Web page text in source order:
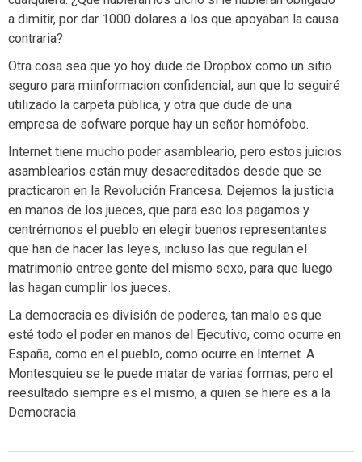
a dimitir, por dar 1000 dolares a los que apoyaban la causa
contraria?
Otra cosa sea que yo hoy dude de Dropbox como un sitio
seguro para miinformacion confidencial, aun que lo seguiré
utilizado la carpeta pública, y otra que dude de una
empresa de sofware porque hay un señor homófobo.
Internet tiene mucho poder asambleario, pero estos juicios
asamblearios están muy desacreditados desde que se
practicaron en la Revolución Francesa. Dejemos la justicia
en manos de los jueces, que para eso los pagamos y
centrémonos el pueblo en elegir buenos representantes
que han de hacer las leyes, incluso las que regulan el
matrimonio entree gente del mismo sexo, para que luego
las hagan cumplir los jueces.
La democracia es división de poderes, tan malo es que
esté todo el poder en manos del Ejecutivo, como ocurre en
España, como en el pueblo, como ocurre en Internet. A
Montesquieu se le puede matar de varias formas, pero el
reesultado siempre es el mismo, a quien se hiere es a la
Democracia